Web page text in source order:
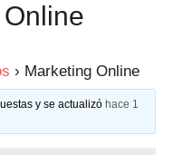
› Marketing Online
y se actualizó hace 1